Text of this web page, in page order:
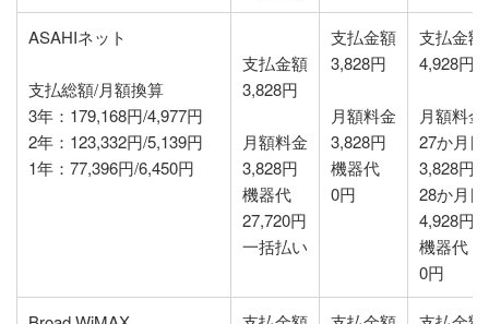
ASAHIネット
支払総額/月額換算
3年：179,168円/4,977円
2年：123,332円/5,139円
1年：77,396円/6,450円
支払金額
3,828円
月額料金
3,828円
機器代
27,720円
一括払い
支払金額
3,828円
月額料金
3,828円
機器代
0円
支払金額
4,928円
月額料金
27か月
3,828円
28か月
4,928円
機器代
0円